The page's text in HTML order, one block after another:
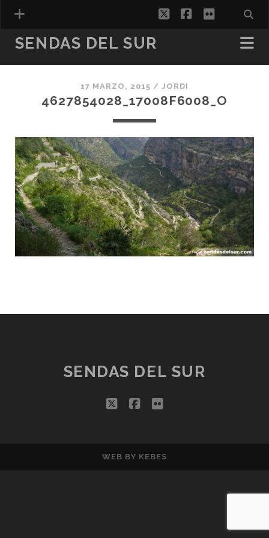
CATALÀ(CATALÁN)
twitterfacebook
flickr
SENDAS DEL SUR
17 MARZO, 2015 /JORDI
4627854028_17008F6008_O
SENDAS DEL SUR
twitterfacebook
flickr
WEB BY KEBES